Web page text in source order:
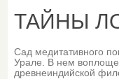
вокруг так много
ТАЙНЫ
Cад медитативного
Урале. В нем
древнеиндийской